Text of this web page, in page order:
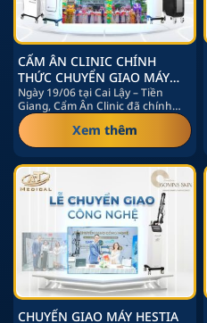
CẨM ÂN CLINIC CHÍNH
THỨC CHUYỂN GIAO MÁY
ANDY & HESTIA – NÂNG TẦM
ĐIỀU TRỊ THẨM MỸ CÔNG
NGHỆ CAO
Ngày 19/06 tại Cai Lậy – Tiền
Giang, Cẩm Ân Clinic đã chính
thức chuyển giao và…
Xem thêm
CHUYỂN GIAO MÁY HESTIA